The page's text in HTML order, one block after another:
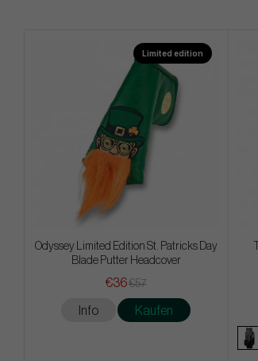
Limited edition
Odyssey Limited Edition St. Patricks Day
Blade Putter Headcover
€36€57
Info Kaufen